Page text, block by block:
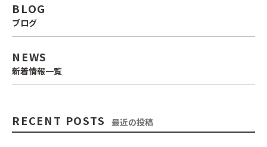
BLOG
ブログ
NEWS
新着情報一覧
RECENT POSTS 最近の投稿